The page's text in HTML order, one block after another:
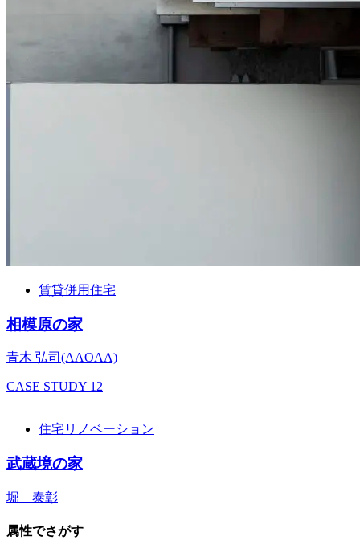
賃貸併用住宅
相模原の家
青木 弘司(AAOAA)
CASE STUDY 12
住宅リノベーション
武蔵境の家
堀 泰彰
属性でさがす